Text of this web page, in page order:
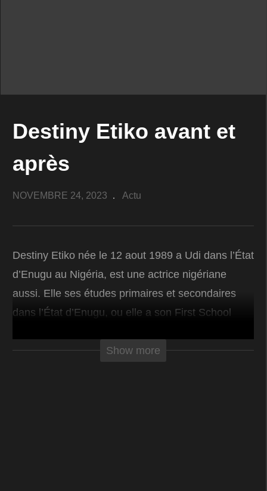
Destiny Etiko avant et
après
NOVEMBRE 24, 2023 Actu
Destiny Etiko née le 12 aout 1989 a Udi dans l’État
d’Enugu au Nigéria, est une actrice nigériane
aussi. Elle ses études primaires et secondaires
dans l’État d’Enugu, ou elle a son First School
School Certificate. Dans le cadre d’obtenir un
Show more